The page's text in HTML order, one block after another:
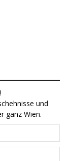
und
ganz Wien.